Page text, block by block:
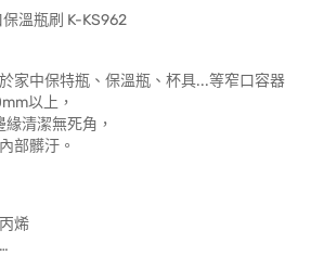
溫瓶刷 K-KS962
家中保特瓶、保溫瓶、杯具...等窄口容器
以上，
清潔無死角，
部髒汙。
烯